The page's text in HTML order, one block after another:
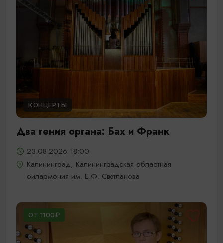
КОНЦЕРТЫ
Два гения органа: Бах и Франк
23.08.2026 18:00
Калининград, Калининградская областная
филармония им. Е.Ф. Светланова
ОТ 1100₽